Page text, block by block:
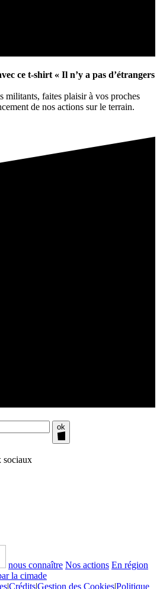
ce t-shirt « Il n’y a pas d’étrangers
militants, faites plaisir à vos proches
de nos actions sur le terrain.
ok
sociaux
nous connaître Nos actions En région
la cimade
|Crédits|Gestion des Cookies|Politique